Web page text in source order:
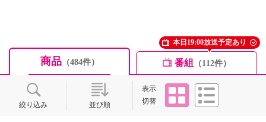
商品（484件） 番組 （112件）
本日19:00放送予定あり
絞り込み 並び順
表示
切替
タイル